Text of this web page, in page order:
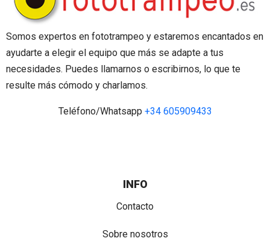
Somos expertos en fototrampeo y estaremos encantados en
ayudarte a elegir el equipo que más se adapte a tus
necesidades. Puedes llamarnos o escribirnos, lo que te
resulte más cómodo y charlamos.
Teléfono/Whatsapp +34 605909433
INFO
Contacto
Sobre nosotros